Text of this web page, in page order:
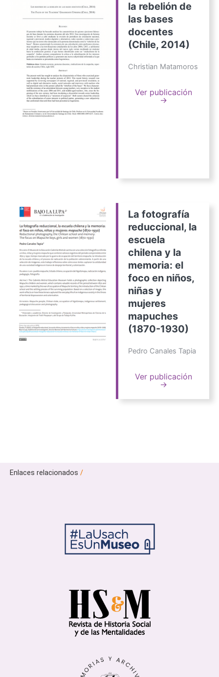
la rebelión de
las bases
docentes
(Chile, 2014)
Christian Matamoros
Ver publicación
→
La fotografía
reduccional, la
escuela
chilena y la
memoria: el
foco en niños,
niñas y
mujeres
mapuches
(1870-1930)
Pedro Canales Tapia
Ver publicación
→
Enlaces relacionados /